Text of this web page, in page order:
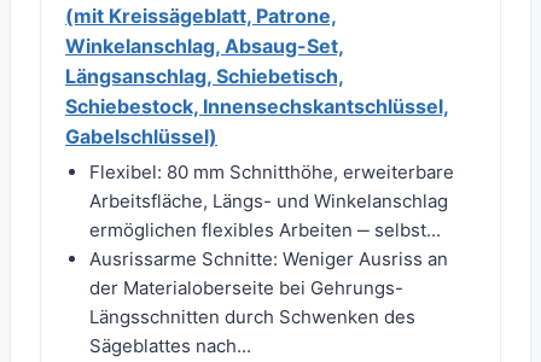
(mit Kreissägeblatt, Patrone,
Winkelanschlag, Absaug-Set,
Längsanschlag, Schiebetisch,
Schiebestock, Innensechskantschlüssel,
Gabelschlüssel)
Flexibel: 80 mm Schnitthöhe, erweiterbare
Arbeitsfläche, Längs- und Winkelanschlag
ermöglichen flexibles Arbeiten ‒ selbst...
Ausrissarme Schnitte: Weniger Ausriss an
der Materialoberseite bei Gehrungs-
Längsschnitten durch Schwenken des
Sägeblattes nach...